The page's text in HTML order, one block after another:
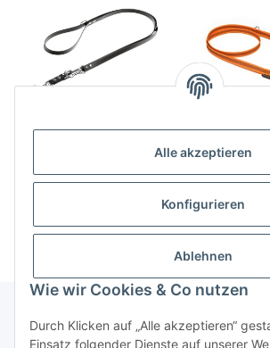
Alle akzeptieren
Konfigurieren
Ablehnen
Wie wir Cookies & Co nutzen
Durch Klicken auf „Alle akzeptieren“
Einsatz folgender Dienste auf unserer
Preise nach Anmeldung
Leine
Preise nach